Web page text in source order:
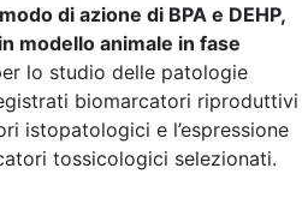
di azione di BPA e DEHP,
modello animale in fase
lo studio delle patologie
biomarcatori riproduttivi
istopatologici e l’espressione
tossicologici selezionati.